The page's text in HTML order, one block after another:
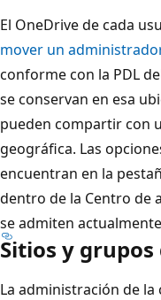
El OneDrive de cada
mover un
conforme con la PDL
se conservan en esa
pueden compartir con
geográfica. Las
encuentran en la
dentro de la Centro de
se admiten
Sitios y
La administración de